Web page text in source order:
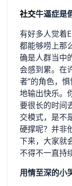
社交牛逼症是
有好多人觉着
都能够唠上那
确是人群当中
会感到累。在
者”的角色，
地输出快乐。
要很长的时间
交模式，是不
硬撑呢？并非
下来，大家就
不得不一直持
用情至深的小